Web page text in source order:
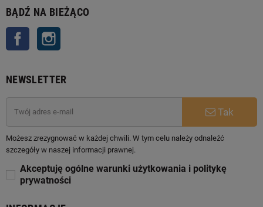
BĄDŹ NA BIEŻĄCO
Facebook
NEWSLETTER
Tak
Możesz zrezygnować w każdej chwili. W tym celu należy odnaleźć
szczegóły w naszej informacji prawnej.
Akceptuję ogólne warunki użytkowania i politykę
prywatności